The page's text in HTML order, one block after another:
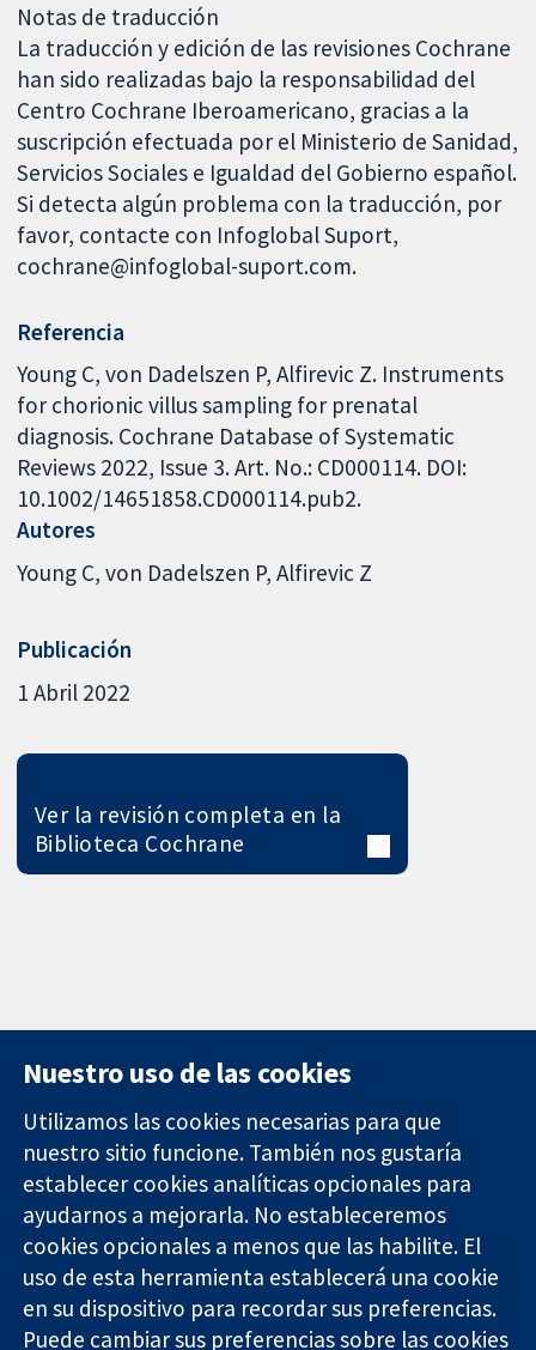
Notas de traducción
La traducción y edición de las revisiones Cochrane
han sido realizadas bajo la responsabilidad del
Centro Cochrane Iberoamericano, gracias a la
suscripción efectuada por el Ministerio de Sanidad,
Servicios Sociales e Igualdad del Gobierno español.
Si detecta algún problema con la traducción, por
favor, contacte con Infoglobal Suport,
cochrane@infoglobal-suport.com.
Referencia
Young C, von Dadelszen P, Alfirevic Z. Instruments
for chorionic villus sampling for prenatal
diagnosis. Cochrane Database of Systematic
Reviews 2022, Issue 3. Art. No.: CD000114. DOI:
10.1002/14651858.CD000114.pub2.
Autores
Young C von Dadelszen P Alfirevic Z
Publicación
1 Abril 2022
Ver la revisión completa en la
Biblioteca Cochrane
Evidencia fiable.
Decisiones
informadas.
Mejor salud.
11-13 Cavendish
Square
Londres
W1G 0AN
Reino Unido
Contacto
Noticias
Prensa
Sobre
nosotros
Empleo
Cochrane
Nuestro uso de las cookies
Utilizamos las cookies necesarias para que
nuestro sitio funcione. También nos gustaría
establecer cookies analíticas opcionales para
ayudarnos a mejorarla. No estableceremos
cookies opcionales a menos que las habilite. El
uso de esta herramienta establecerá una cookie
en su dispositivo para recordar sus preferencias.
Puede cambiar sus preferencias sobre las cookies